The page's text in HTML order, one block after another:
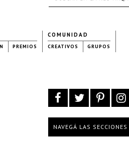
PREMIOS
COMUNIDAD
CREATIVOS GRUPOS
NAVEGÁ LAS SECCIONES